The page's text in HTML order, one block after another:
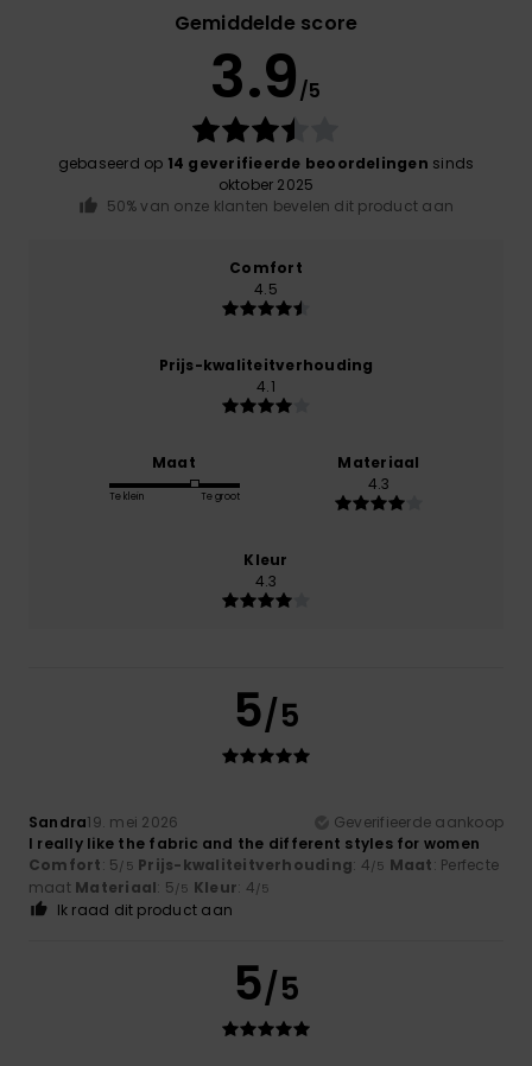
Gemiddelde score
3.9/5
gebaseerd op 14 geverifieerde beoordelingen sinds
oktober 2025
50% van onze klanten bevelen dit product aan
Comfort
4.5
Prijs-kwaliteitverhouding
4.1
Maat
Te klein Te groot
Materiaal
4.3
Kleur
4.3
5/5
Sandra19. mei 2026
Geverifieerde aankoop
I really like the fabric and the different styles for women
Comfort: 5/5 Prijs-kwaliteitverhouding: 4/5 Maat: Perfecte
maat Materiaal: 5/5 Kleur: 4/5
Ik raad dit product aan
5/5